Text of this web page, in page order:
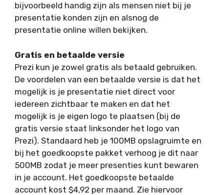
bijvoorbeeld handig zijn als mensen niet bij je
presentatie konden zijn en alsnog de
presentatie online willen bekijken.
Gratis en betaalde versie
Prezi kun je zowel gratis als betaald gebruiken.
De voordelen van een betaalde versie is dat het
mogelijk is je presentatie niet direct voor
iedereen zichtbaar te maken en dat het
mogelijk is je eigen logo te plaatsen (bij de
gratis versie staat linksonder het logo van
Prezi). Standaard heb je 100MB opslagruimte en
bij het goedkoopste pakket verhoog je dit naar
500MB zodat je meer presenties kunt bewaren
in je account. Het goedkoopste betaalde
account kost $4,92 per maand. Zie hiervoor